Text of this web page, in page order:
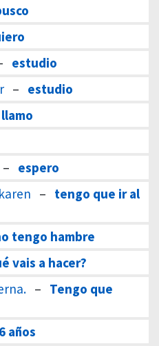
estudio
– estudio
llamo
– espero
– tengo que ir al
tengo hambre
vais a hacer?
– Tengo que
años